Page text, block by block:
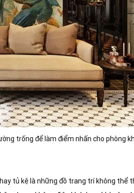
trống để làm điểm nhấn cho phòng
tủ kệ là những đồ trang trí không thể